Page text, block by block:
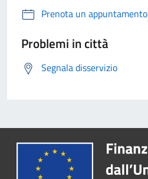
Prenota un appuntamento
Problemi in città
Segnala disservizio